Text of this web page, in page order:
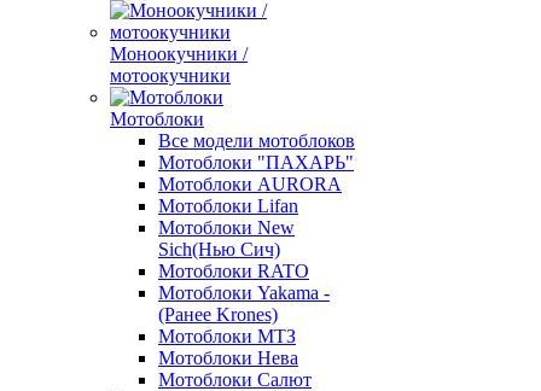
Моноокучники /
мотоокучники
Мотоблоки
Все модели мотоблоков
Мотоблоки "ПАХАРЬ"
Мотоблоки AURORA
Мотоблоки Lifan
Мотоблоки New
Sich(Нью Сич)
Мотоблоки RATO
Мотоблоки Yakama -
(Ранее Krones)
Мотоблоки МТЗ
Мотоблоки Нева
Мотоблоки Салют